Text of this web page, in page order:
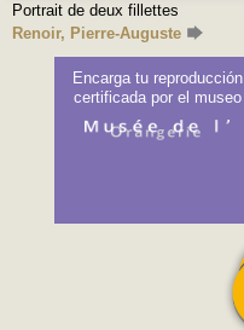
Portrait de deux fillettes
Renoir, Pierre-Auguste
Encarga tu reproducción
certificada por el museo